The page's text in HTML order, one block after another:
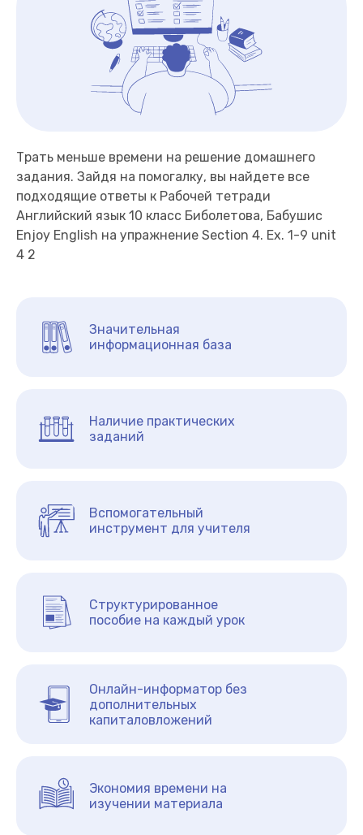
Трать меньше времени на решение домашнего
задания. Зайдя на помогалку, вы найдете все
подходящие ответы к Рабочей тетради
Английский язык 10 класс Биболетова, Бабушис
Enjoy English на упражнение Section 4. Ex. 1-9 unit
4 2
Значительная
информационная база
Наличие практических
заданий
Вспомогательный
инструмент для учителя
Структурированное
пособие на каждый урок
Онлайн-информатор без
дополнительных
капиталовложений
Экономия времени на
изучении материала